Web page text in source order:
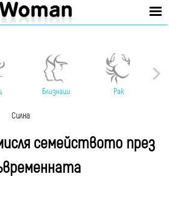
Близнаци Рак
Силна
семейството през